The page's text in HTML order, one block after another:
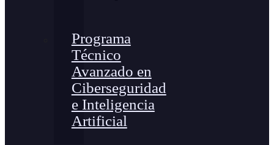
Programa
Técnico
Avanzado en
Ciberseguridad
e Inteligencia
Artificial